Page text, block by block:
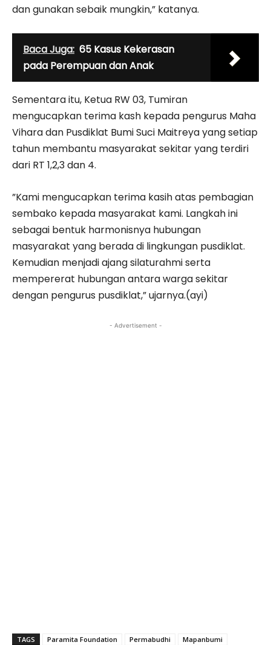
dan gunakan sebaik mungkin,” katanya.
Baca Juga: 65 Kasus Kekerasan
pada Perempuan dan Anak
Sementara itu, Ketua RW 03, Tumiran
mengucapkan terima kash kepada pengurus Maha
Vihara dan Pusdiklat Bumi Suci Maitreya yang setiap
tahun membantu masyarakat sekitar yang terdiri
dari RT 1,2,3 dan 4.
”Kami mengucapkan terima kasih atas pembagian
sembako kepada masyarakat kami. Langkah ini
sebagai bentuk harmonisnya hubungan
masyarakat yang berada di lingkungan pusdiklat.
Kemudian menjadi ajang silaturahmi serta
mempererat hubungan antara warga sekitar
dengan pengurus pusdiklat,” ujarnya.(ayi)
- Advertisement -
TAGS Paramita Foundation Permabudhi
Mapanbumi